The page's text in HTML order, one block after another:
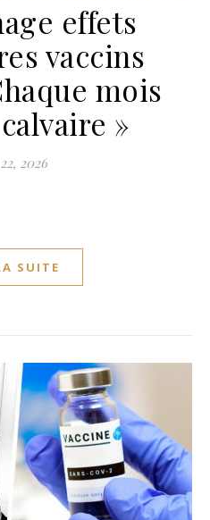
effets
vaccins
mois
»
2026
SUITE